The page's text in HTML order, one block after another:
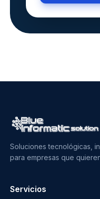
Soluciones tecnológicas,
para empresas que
Servicios